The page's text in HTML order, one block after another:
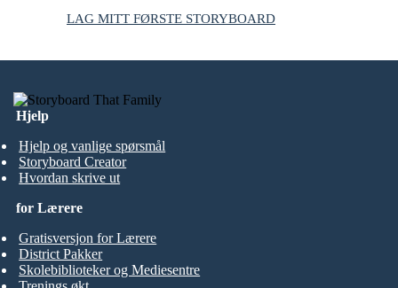
LAG MITT FØRSTE STORYBOARD
Hjelp
Hjelp og vanlige spørsmål
Storyboard Creator
Hvordan skrive ut
for Lærere
Gratisversjon for Lærere
District Pakker
Skolebiblioteker og Mediesentre